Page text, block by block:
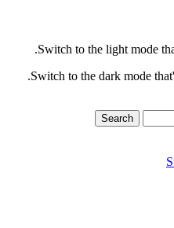
Switch to the light mode
Switch to the dark mode
Search